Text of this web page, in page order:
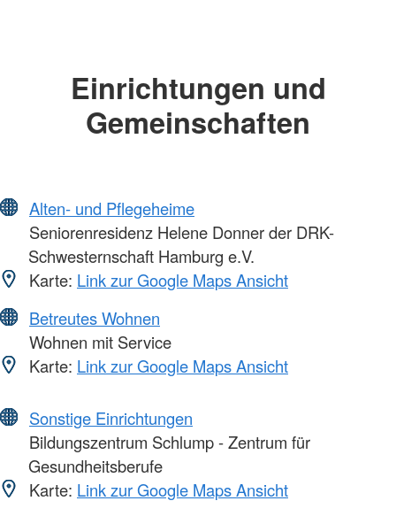
Einrichtungen und
Gemeinschaften
Alten- und Pflegeheime
Seniorenresidenz Helene Donner der DRK-
Schwesternschaft Hamburg e.V.
Karte: Link zur Google Maps Ansicht
Betreutes Wohnen
Wohnen mit Service
Karte: Link zur Google Maps Ansicht
Sonstige Einrichtungen
Bildungszentrum Schlump - Zentrum für
Gesundheitsberufe
Karte: Link zur Google Maps Ansicht